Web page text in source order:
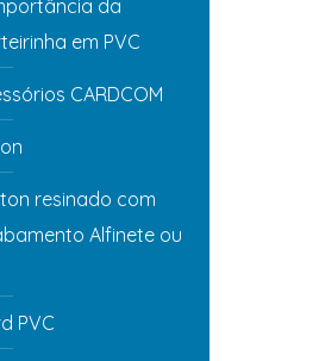
da
em PVC
CARDCOM
resinado com
Alfinete ou
PVC